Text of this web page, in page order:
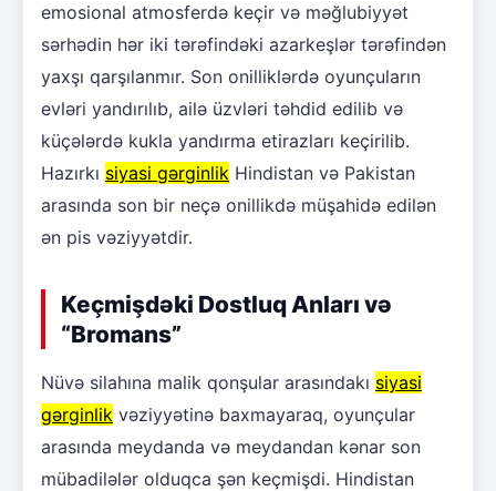
emosional atmosferdə keçir və məğlubiyyət
sərhədin hər iki tərəfindəki azarkeşlər tərəfindən
yaxşı qarşılanmır. Son onilliklərdə oyunçuların
evləri yandırılıb, ailə üzvləri təhdid edilib və
küçələrdə kukla yandırma etirazları keçirilib.
Hazırkı siyasi gərginlik Hindistan və Pakistan
arasında son bir neçə onillikdə müşahidə edilən
ən pis vəziyyətdir.
Keçmişdəki Dostluq Anları və
“Bromans”
Nüvə silahına malik qonşular arasındakı siyasi
gərginlik vəziyyətinə baxmayaraq, oyunçular
arasında meydanda və meydandan kənar son
mübadilələr olduqca şən keçmişdi. Hindistan